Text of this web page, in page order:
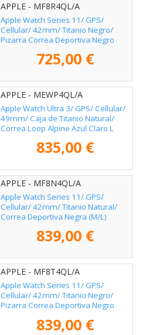
APPLE - MF8R4QL/A
Apple Watch Series 11/ GPS/
Cellular/ 42mm/ Titanio Negro/
Pizarra Correa Deportiva Negro
725,00 €
APPLE - MEWP4QL/A
Apple Watch Ultra 3/ GPS/ Cellular/
49mm/ Caja de Titanio Natural/
Correa Loop Alpine Azul Claro L
835,00 €
APPLE - MF8N4QL/A
Apple Watch Series 11/ GPS/
Cellular/ 42mm/ Titanio Natural/
Correa Deportiva Negra (M/L)
839,00 €
APPLE - MF8T4QL/A
Apple Watch Series 11/ GPS/
Cellular/ 42mm/ Titanio Negro/
Pizarra Correa Deportiva Negro
839,00 €